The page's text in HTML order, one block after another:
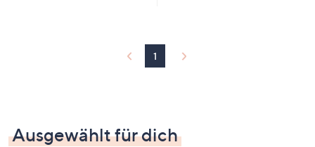
1
Ausgewählt für dich